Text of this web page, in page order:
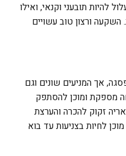
להיות תובעני וקנאי, ואילו
ורצון טוב עשויים
אך המניעים שונים וגם
מספקת ומוכן להסתפק
זקוק להכרה והערצת
לחיות בצניעות עד בוא